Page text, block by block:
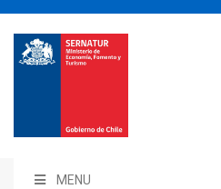
MENU